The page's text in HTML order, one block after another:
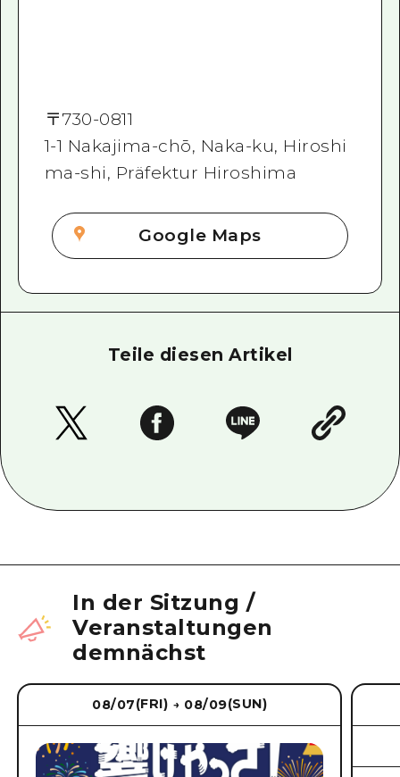
〒730-0811
1-1 Nakajima-chō, Naka-ku, Hiroshi
ma-shi, Präfektur Hiroshima
Google Maps
Teile diesen Artikel
In der Sitzung /
Veranstaltungen
demnächst
08/07(FRI) → 08/09(SUN)